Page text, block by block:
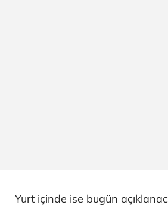
Yurt içinde ise bugün